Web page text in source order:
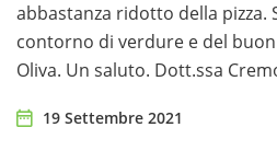
abbastanza ridotto della pizza.
contorno di verdure e del
Oliva. Un saluto. Dott.ssa
19 Settembre 2021